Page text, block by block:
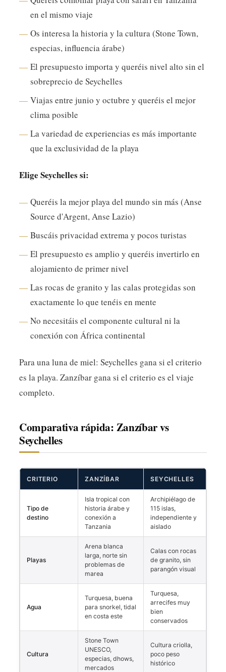
en el mismo viaje
Os interesa la historia y la cultura (Stone Town,
especias, influencia árabe)
El presupuesto importa y queréis nivel alto sin el
sobreprecio de Seychelles
Viajas entre junio y octubre y queréis el mejor
clima posible
La variedad de experiencias es más importante
que la exclusividad de la playa
Elige Seychelles si:
Queréis la mejor playa del mundo sin más (Anse
Source d'Argent, Anse Lazio)
Buscáis privacidad extrema y pocos turistas
El presupuesto es amplio y queréis invertirlo en
alojamiento de primer nivel
Las rocas de granito y las calas protegidas son
exactamente lo que tenéis en mente
No necesitáis el componente cultural ni la
conexión con África continental
Para una luna de miel: Seychelles gana si el criterio
es la playa. Zanzíbar gana si el criterio es el viaje
completo.
Comparativa rápida: Zanzíbar vs
Seychelles
CRITERIO ZANZÍBAR SEYCHELLES
Tipo de
destino
Isla tropical con
historia árabe y
conexión a
Tanzania
Archipiélago de
115 islas,
independiente y
aislado
Playas
Arena blanca
larga, norte sin
problemas de
marea
Calas con rocas
de granito, sin
parangón visual
Agua
Turquesa, buena
para snorkel, tidal
en costa este
Turquesa,
arrecifes muy
bien
conservados
Cultura
Stone Town
UNESCO,
especias, dhows,
mercados
Cultura criolla,
poco peso
histórico